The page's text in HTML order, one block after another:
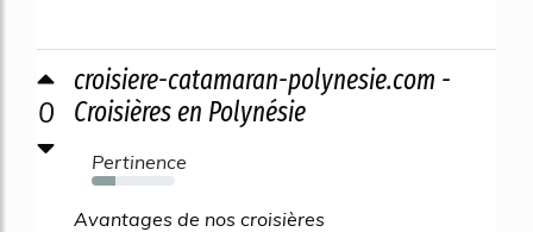
0
croisiere-catamaran-polynesie.com -
Croisières en Polynésie
Pertinence
29%
Avantages de nos croisières